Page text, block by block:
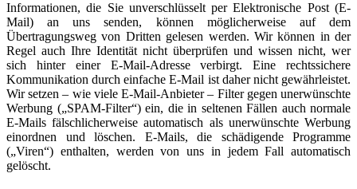
Informationen, die Sie unverschlüsselt per Elektronische Post (E-
Mail) an uns senden, können möglicherweise auf dem
Übertragungsweg von Dritten gelesen werden. Wir können in der
Regel auch Ihre Identität nicht überprüfen und wissen nicht, wer
sich hinter einer E-Mail-Adresse verbirgt. Eine rechtssichere
Kommunikation durch einfache E-Mail ist daher nicht gewährleistet.
Wir setzen – wie viele E-Mail-Anbieter – Filter gegen unerwünschte
Werbung („SPAM-Filter“) ein, die in seltenen Fällen auch normale
E-Mails fälschlicherweise automatisch als unerwünschte Werbung
einordnen und löschen. E-Mails, die schädigende Programme
(„Viren“) enthalten, werden von uns in jedem Fall automatisch
gelöscht.